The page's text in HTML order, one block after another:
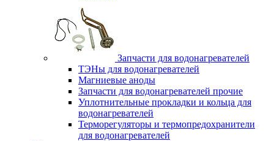
Запчасти для водонагревателей
ТЭНы для водонагревателей
Магниевые аноды
Запчасти для водонагревателей прочие
Уплотнительные прокладки и кольца для
водонагревателей
Терморегуляторы и термопредохранители
для водонагревателей